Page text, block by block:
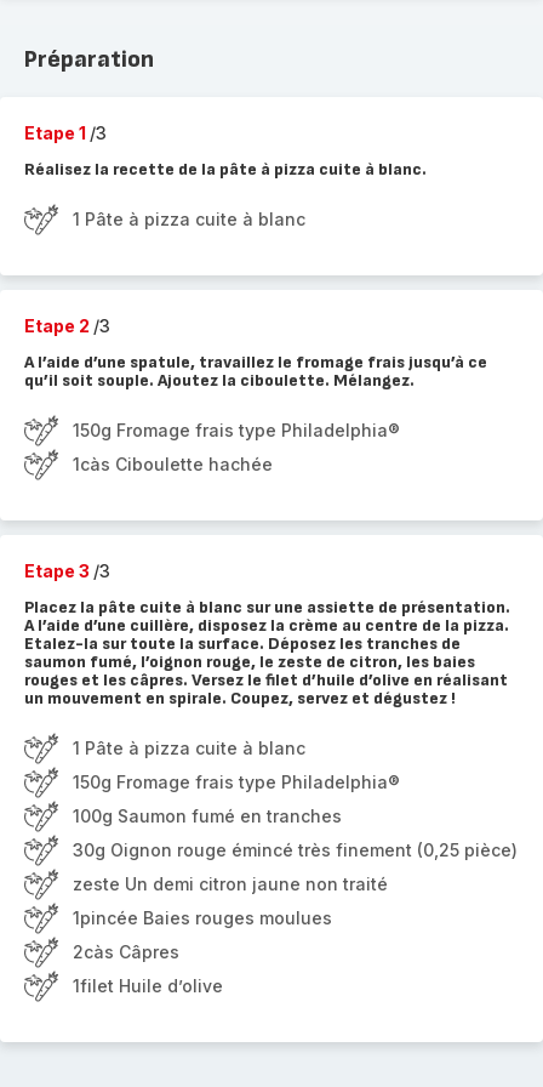
Préparation
Etape 1 /3
Réalisez la recette de la pâte à pizza cuite à blanc.
1 Pâte à pizza cuite à blanc
Etape 2 /3
A l’aide d’une spatule, travaillez le fromage frais jusqu’à ce
qu’il soit souple. Ajoutez la ciboulette. Mélangez.
150g Fromage frais type Philadelphia®
1càs Ciboulette hachée
Etape 3 /3
Placez la pâte cuite à blanc sur une assiette de présentation.
A l’aide d’une cuillère, disposez la crème au centre de la pizza.
Etalez-la sur toute la surface. Déposez les tranches de
saumon fumé, l’oignon rouge, le zeste de citron, les baies
rouges et les câpres. Versez le filet d’huile d’olive en réalisant
un mouvement en spirale. Coupez, servez et dégustez !
1 Pâte à pizza cuite à blanc
150g Fromage frais type Philadelphia®
100g Saumon fumé en tranches
30g Oignon rouge émincé très finement (0,25 pièce)
zeste Un demi citron jaune non traité
1pincée Baies rouges moulues
2càs Câpres
1filet Huile d’olive